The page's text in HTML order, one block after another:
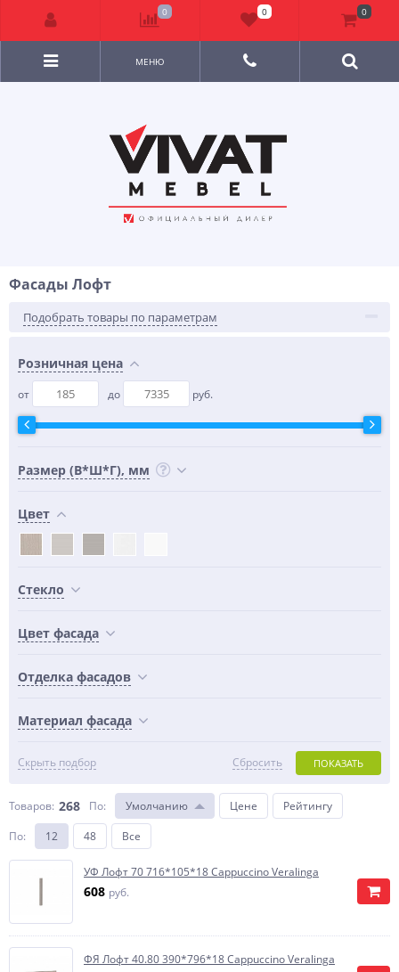
МЕНЮ
Фасады Лофт
Подобрать товары по параметрам
Розничная цена
от до руб.
Размер (В*Ш*Г), мм
Цвет
Стекло
Цвет фасада
Отделка фасадов
Материал фасада
Скрыть подбор ПОКАЗАТЬ
Сбросить
Товаров: 268 По: Умолчанию Цене
Рейтингу
По: 12 48 Все
УФ Лофт 70 716*105*18 Cappuccino Veralinga
608 руб.
ФЯ Лофт 40.80 390*796*18 Cappuccino Veralinga
0 0 0